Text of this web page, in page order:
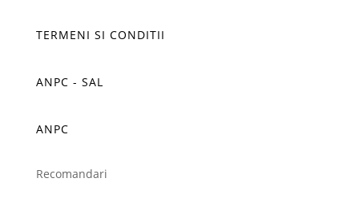
TERMENI SI CONDITII
ANPC - SAL
ANPC
Recomandari